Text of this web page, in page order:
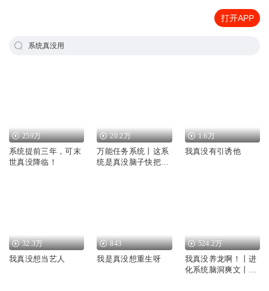
打开APP
系统真没用
259万
系统提前三年，可末
世真没降临！
20.2万
万能任务系统丨这系
统是真没脑子快把我
1.6万
我真没有引诱他
32.3万
我真没想当艺人
843
我是真没想重生呀
524.2万
我真没养龙啊！丨进
化系统脑洞爽文丨精